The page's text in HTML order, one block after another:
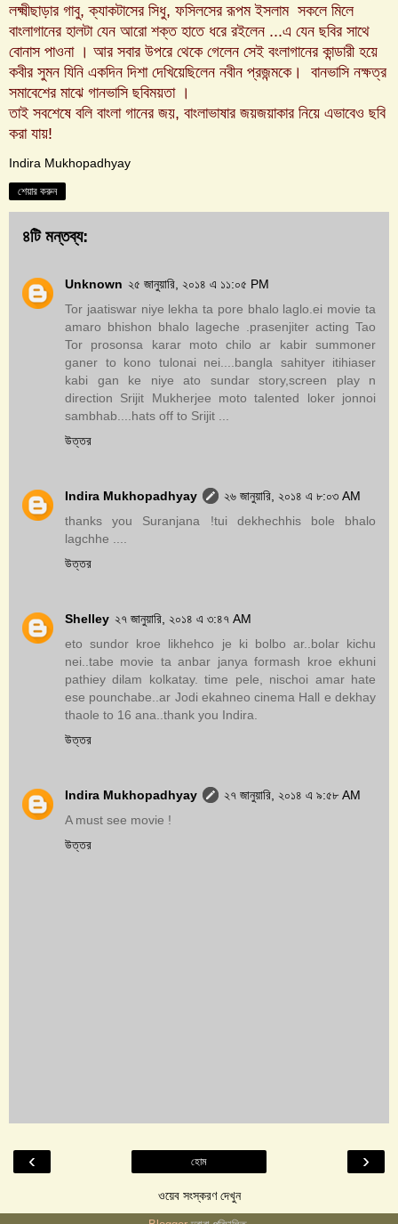
লক্ষ্মীছাড়ার গাবু, ক্যাকটাসের সিধু, ফসিলসের রূপম ইসলাম সকলে মিলে
বাংলাগানের হালটা যেন আরো শক্ত হাতে ধরে র‌ইলেন ...এ যেন ছবির সাথে
বোনাস পাওনা । আর সবার উপরে থেকে গেলেন সেই বংলাগানের কান্ডারী হয়ে
কবীর সুমন যিনি একদিন দিশা দেখিয়েছিলেন নবীন প্রজন্মকে। বানভাসি নক্ষত্র
সমাবেশের মাঝে গানভাসি ছবিময়তা ।
তাই সবশেষে বলি বাংলা গানের জয়, বাংলাভাষার জয়জয়াকার নিয়ে এভাবেও ছবি
করা যায়!
Indira Mukhopadhyay
শেয়ার করুন
৪টি মন্তব্য:
Unknown ২৫ জানুয়ারি, ২০১৪ এ ১১:০৫ PM
Tor jaatiswar niye lekha ta pore bhalo laglo.ei movie ta
amaro bhishon bhalo lageche .prasenjiter acting Tao
Tor prosonsa karar moto chilo ar kabir summoner
ganer to kono tulonai nei....bangla sahityer itihiaser
kabi gan ke niye ato sundar story,screen play n
direction Srijit Mukherjee moto talented loker jonnoi
sambhab....hats off to Srijit ...
উত্তর
Indira Mukhopadhyay
২৬ জানুয়ারি, ২০১৪ এ ৮:০৩ AM
thanks you Suranjana !tui dekhechhis bole bhalo
lagchhe ....
উত্তর
Shelley ২৭ জানুয়ারি, ২০১৪ এ ৩:৪৭ AM
eto sundor kroe likhehco je ki bolbo ar..bolar kichu
nei..tabe movie ta anbar janya formash kroe ekhuni
pathiey dilam kolkatay. time pele, nischoi amar hate
ese pounchabe..ar Jodi ekahneo cinema Hall e dekhay
thaole to 16 ana..thank you Indira.
উত্তর
Indira Mukhopadhyay
২৭ জানুয়ারি, ২০১৪ এ ৯:৫৮ AM
A must see movie !
উত্তর
‹ ›
হোম
ওয়েব সংস্করণ দেখুন